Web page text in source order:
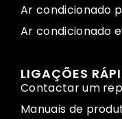
Ar condicionado
Ar condicionado
LIGAÇÕES
Contactar um
Manuais de